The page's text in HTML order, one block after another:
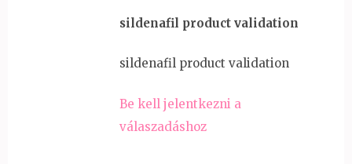
sildenafil product validation
sildenafil product validation
Be kell jelentkezni a
válaszadáshoz